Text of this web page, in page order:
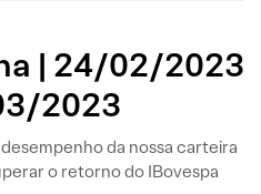
| 24/02/2023
2023
da nossa carteira
o retorno do IBovespa